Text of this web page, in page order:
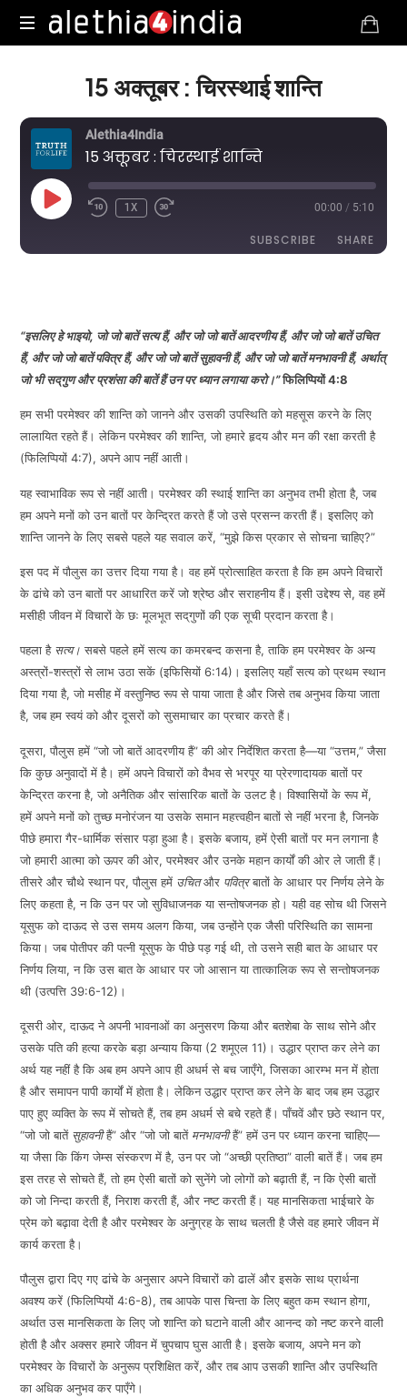
Alethia4India
15 अक्तूबर : चिरस्थाई शान्ति
Alethia4India
15 अक्तूबर : चिरस्थाई शान्ति
PLAY
EPISODE 1X 00:00 / 5:10
SUBSCRIBE SHARE
LINK
EMBED
“इसलिए हे भाइयो, जो जो बातें सत्य हैं, और जो जो बातें आदरणीय हैं, और जो जो बातें उचित
हैं, और जो जो बातें पवित्र हैं, और जो जो बातें सुहावनी हैं, और जो जो बातें मनभावनी हैं, अर्थात्
जो भी सद्‌गुण और प्रशंसा की बातें हैं उन पर ध्यान लगाया करो।”फिलिप्पियों 4:8
हम सभी परमेश्वर की शान्ति को जानने और उसकी उपस्थिति को महसूस करने के लिए
लालायित रहते हैं। लेकिन परमेश्वर की शान्ति, जो हमारे हृदय और मन की रक्षा करती है
(फिलिप्पियों 4:7), अपने आप नहीं आती।
यह स्वाभाविक रूप से नहीं आती। परमेश्वर की स्थाई शान्ति का अनुभव तभी होता है, जब
हम अपने मनों को उन बातों पर केन्द्रित करते हैं जो उसे प्रसन्न करती हैं। इसलिए को
शान्ति जानने के लिए सबसे पहले यह सवाल करें, “मुझे किस प्रकार से सोचना चाहिए?”
इस पद में पौलुस का उत्तर दिया गया है। वह हमें प्रोत्साहित करता है कि हम अपने विचारों
के ढांचे को उन बातों पर आधारित करें जो श्रेष्ठ और सराहनीय हैं। इसी उद्देश्य से, वह हमें
मसीही जीवन में विचारों के छः मूलभूत सद्‌गुणों की एक सूची प्रदान करता है।
पहला है सत्य। सबसे पहले हमें सत्य का कमरबन्द कसना है, ताकि हम परमेश्वर के अन्य
अस्त्रों-शस्त्रों से लाभ उठा सकें (इफिसियों 6:14)। इसलिए यहाँ सत्य को प्रथम स्थान
दिया गया है, जो मसीह में वस्तुनिष्ठ रूप से पाया जाता है और जिसे तब अनुभव किया जाता
है, जब हम स्वयं को और दूसरों को सुसमाचार का प्रचार करते हैं।
दूसरा, पौलुस हमें “जो जो बातें आदरणीय हैं” की ओर निर्देशित करता है—या “उत्तम,” जैसा
कि कुछ अनुवादों में है। हमें अपने विचारों को वैभव से भरपूर या प्रेरणादायक बातों पर
केन्द्रित करना है, जो अनैतिक और सांसारिक बातों के उलट है। विश्वासियों के रूप में,
हमें अपने मनों को तुच्छ मनोरंजन या उसके समान महत्त्वहीन बातों से नहीं भरना है, जिनके
पीछे हमारा गैर-धार्मिक संसार पड़ा हुआ है। इसके बजाय, हमें ऐसी बातों पर मन लगाना है
जो हमारी आत्मा को ऊपर की ओर, परमेश्वर और उनके महान कार्यों की ओर ले जाती हैं।
तीसरे और चौथे स्थान पर, पौलुस हमें उचितऔर पवित्रबातों के आधार पर निर्णय लेने के
लिए कहता है, न कि उन पर जो सुविधाजनक या सन्तोषजनक हो। यही वह सोच थी जिसने
यूसुफ को दाऊद से उस समय अलग किया, जब उन्होंने एक जैसी परिस्थिति का सामना
किया। जब पोतीपर की पत्नी यूसुफ के पीछे पड़ गई थी, तो उसने सही बात के आधार पर
निर्णय लिया, न कि उस बात के आधार पर जो आसान या तात्कालिक रूप से सन्तोषजनक
थी (उत्पत्ति 39:6-12)।
दूसरी ओर, दाऊद ने अपनी भावनाओं का अनुसरण किया और बतशेबा के साथ सोने और
उसके पति की हत्या करके बड़ा अन्याय किया (2 शमूएल 11)। उद्धार प्राप्त कर लेने का
अर्थ यह नहीं है कि अब हम अपने आप ही अधर्म से बच जाएँगे, जिसका आरम्भ मन में होता
है और समापन पापी कार्यों में होता है। लेकिन उद्धार प्राप्त कर लेने के बाद जब हम उद्धार
पाए हुए व्यक्ति के रूप में सोचते हैं, तब हम अधर्म से बचे रहते हैं। पाँचवें और छठे स्थान पर,
“जो जो बातें सुहावनीहैं” और “जो जो बातें मनभावनीहैं” हमें उन पर ध्यान करना चाहिए—
या जैसा कि किंग जेम्स संस्करण में है, उन पर जो “अच्छी प्रतिष्ठा” वाली बातें हैं। जब हम
इस तरह से सोचते हैं, तो हम ऐसी बातों को सुनेंगे जो लोगों को बढ़ाती हैं, न कि ऐसी बातों
को जो निन्दा करती हैं, निराश करती हैं, और नष्ट करती हैं। यह मानसिकता भाईचारे के
प्रेम को बढ़ावा देती है और परमेश्वर के अनुग्रह के साथ चलती है जैसे वह हमारे जीवन में
कार्य करता है।
पौलुस द्वारा दिए गए ढांचे के अनुसार अपने विचारों को ढालें और इसके साथ प्रार्थना
अवश्य करें (फिलिप्पियों 4:6-8), तब आपके पास चिन्ता के लिए बहुत कम स्थान होगा,
अर्थात उस मानसिकता के लिए जो शान्ति को घटाने वाली और आनन्द को नष्ट करने वाली
होती है और अक्सर हमारे जीवन में चुपचाप घुस आती है। इसके बजाय, अपने मन को
परमेश्वर के विचारों के अनुरूप प्रशिक्षित करें, और तब आप उसकी शान्ति और उपस्थिति
का अधिक अनुभव कर पाएँगे।